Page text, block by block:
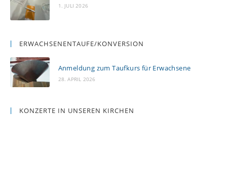
1. JULI 2026
ERWACHSENENTAUFE/KONVERSION
Anmeldung zum Taufkurs für Erwachsene
28. APRIL 2026
KONZERTE IN UNSEREN KIRCHEN